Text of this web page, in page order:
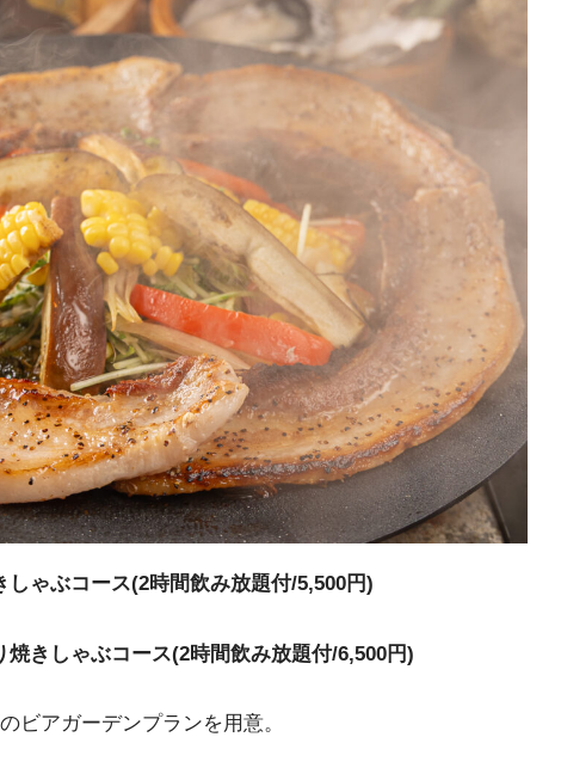
しゃぶコース(2時間飲み放題付/5,500円)
焼きしゃぶコース(2時間飲み放題付/6,500円)
ビアガーデンプランを用意。